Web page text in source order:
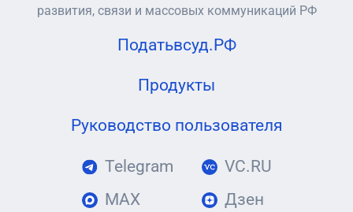
развития, связи и массовых коммуникаций РФ
Податьвсуд.РФ
Продукты
Руководство пользователя
Telegram
MAX
VC.RU
Дзен